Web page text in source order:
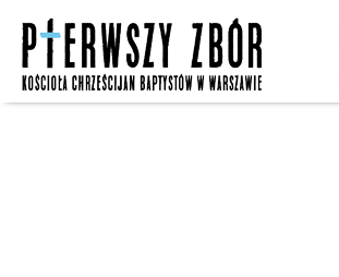
content